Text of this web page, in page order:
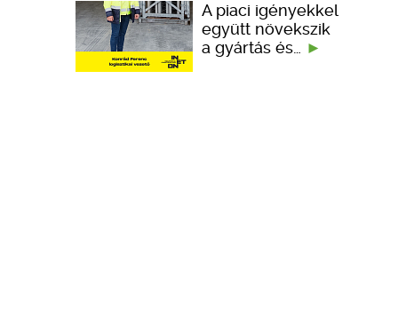
A piaci igényekkel
együtt növekszik
a gyártás és…